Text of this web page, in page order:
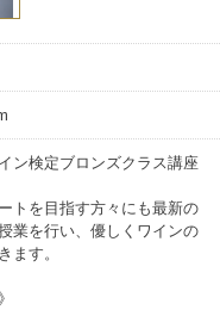
ン検定ブロンズクラス講座
トを目指す方々にも最新の
業を行い、優しくワインの
ます。